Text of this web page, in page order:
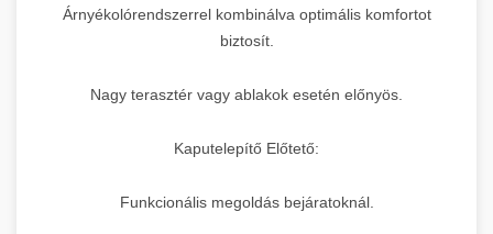
Árnyékolórendszerrel kombinálva optimális komfortot
biztosít.
Nagy terasztér vagy ablakok esetén előnyös.
Kaputelepítő Előtető:
Funkcionális megoldás bejáratoknál.